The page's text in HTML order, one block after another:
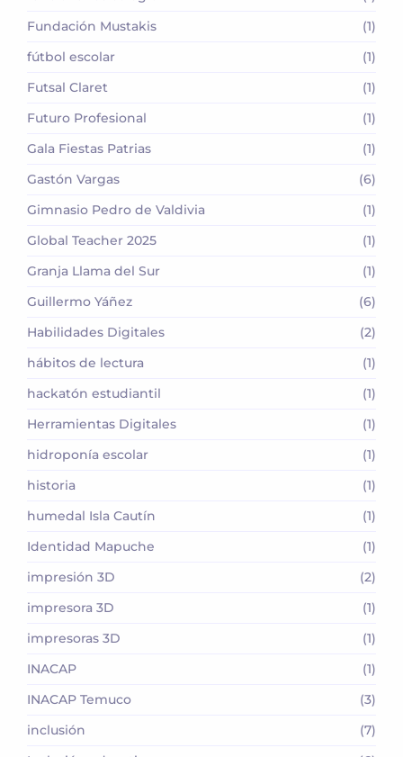
Fundación Mustakis
(1)
fútbol escolar
(1)
Futsal Claret
(1)
Futuro Profesional
(1)
Gala Fiestas Patrias
(1)
Gastón Vargas
(6)
Gimnasio Pedro de Valdivia
(1)
Global Teacher 2025
(1)
Granja Llama del Sur
(1)
Guillermo Yáñez
(6)
Habilidades Digitales
(2)
hábitos de lectura
(1)
hackatón estudiantil
(1)
Herramientas Digitales
(1)
hidroponía escolar
(1)
historia
(1)
humedal Isla Cautín
(1)
Identidad Mapuche
(1)
impresión 3D
(2)
impresora 3D
(1)
impresoras 3D
(1)
INACAP
(1)
INACAP Temuco
(3)
inclusión
(7)